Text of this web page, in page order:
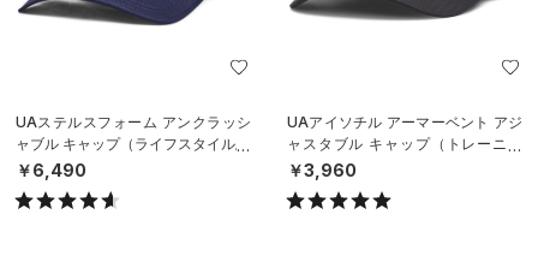
UAステルスフォーム アンクラッシ
ャブル キャップ（ライフスタイル/U
NISEX）
￥6,490
UAアイソチル アーマーベント アジ
ャスタブル キャップ（トレーニン
グ/MEN）
￥3,960